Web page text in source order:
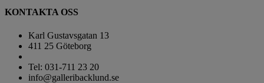
KONTAKTA OSS
Karl Gustavsgatan 13
411 25 Göteborg
Tel: 031-711 23 20
info@galleribacklund.se